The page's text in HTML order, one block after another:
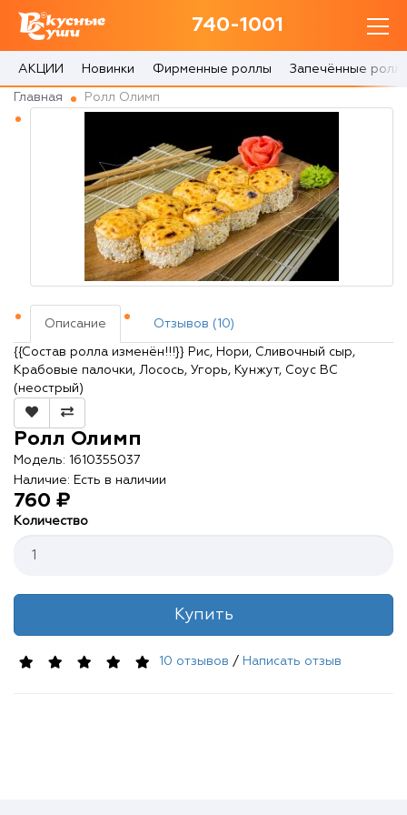
740-1001
740-1001
с 10:00 до 22:30
0 товаров
Главная
О доставке
Войти
АКЦИИ Новинки Фирменные роллы Запечённые
Главная Ролл Олимп
Описание Отзывов (10)
{{Состав ролла изменён!!!}} Рис, Нори, Сливочный сыр,
Крабовые палочки, Лосось, Угорь, Кунжут, Соус ВС
(неострый)
Ролл Олимп
Модель: 1610355037
Наличие: Есть в наличии
760 ₽
Количество
Купить
10 отзывов / Написать отзыв